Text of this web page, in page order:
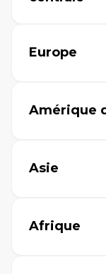
Europe
Amérique
Asie
Afrique